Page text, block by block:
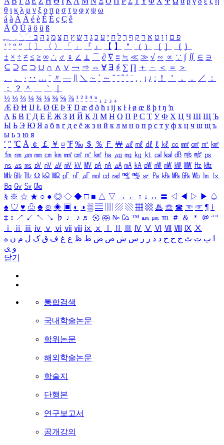
θ ι κ λ μ ν ξ ο π ρ σ τ υ φ χ ψ ω
á à Á À é è É È ç Ç ê
Ä Ö Ü ä ö ü ß
ִֶֹ ֻּ ׁׂ פ ם ן ו ט א ר ק ף ך ל ח י ע כ ג ד ש ץ ת צ מ נ ה ב
‘ ’ “ ” 〔 〕 〈 〉 「 」 『 』 【 】 ＂ （ ） ［ ］ ｛ ｝
± × ÷ ≠ ≤ ≥ ∞ ∴ ♂ ♀ ∠ ⊥ ⌒ ∂ ∇ ≡ ≒ ≪ ≫ √ ∽ ∝ ∵ ∫ ∬ ∈ ∋
⊆ ⊇ ⊂ ⊃ ∪ ∩ ∧ ∨ ￢ ⇒ ⇔ ∀ ∃ ∮ ∑ ∏ ＋ － ＜ ＝
＞
、
。 · ‥ … ¨ 〃 ― ＼ ∼ ´ ～ ˇ ˘ ˝ ˚ ˙ ¸ ¡ ¿ ː ！ ＇ ， ． ／
：
；
？ ＾ ｀
½ ⅓ ⅔ ¼ ¾ ⅛ ⅜ ⅝ ⅞ ¹ ² ³ ⁴ ⁿ ₁ ₂ ₃ ₄
Æ Ð Ħ Ĳ Ł Ø Œ Þ Ŧ Ŋ æ đ ð ħ ı ĳ ĸ ŀ ł ø œ ß þ ŧ ŋ ŉ
А Б В Г Д Е Ё Ж З И Й К Л М Н О П Р С Т У Ф Х Ц Ч Ш Щ Ъ
Ы Ь Э Ю Я а б в г д е ё ж з и й к л м н о п р с т у ф х ц ч ш щ ъ
ы ь э ю я
′ ″ ℃ Å ￠ ￡ ￥ ¤ ℉ ‰ ＄ ％ Ｆ ￦ ㎕ ㎖ ㎗ ℓ ㎘ ㏄ ㎣ ㎤ ㎥ ㎦
㎙ ㎚ ㎛ ㎜ ㎝ ㎞ ㎟ ㎠ ㎡ ㎢ ㏊ ㎍ ㎎ ㎏ ㏏ ㎈ ㎉ ㏈ ㎧ ㎨ ㎰
㎱ ㎲ ㎳ ㎴ ㎵ ㎶ ㎷ ㎸ ㎹ ㎀ ㎁ ㎂ ㎃ ㎄ ㎺ ㎻ ㎽ ㎾ ㎿ ㎐ ㎑
㎒ ㎓ ㎔ Ω ㏀ ㏁ ㎊ ㎋ ㎌ ㏖ ㏅ ㎭ ㎮ ㎯ ㏛ ㎩ ㎪ ㎫ ㎬ ㏝ ㏐
㏓
㏃ ㏉ ㏜ ㏆
§ ※ ☆ ★ ○ ● ◎ ◇ ◆ □ ■ △ ▽ → ← ↑ ↓ ↔ 〓 ◁ ◀ ▷ ▶ ♤
♠ ♡ ♥ ♧ ♣ ⊙ ◈ ▣ ◐ ◑ ▒ ▤ ▨ ▧ ▦ ▩ ♨ ☏ ☎ ☜ ☞ ¶ †
‡ ↕ ↗ ↙ ↖ ↘ ♭ ♩ ♪ ♬ ㉿ ㈜ № ㏇ ™ ㏂ ㏘ ℡ ＃ ＆ ＊ ＠ ª º
ⅰ
ⅱ ⅲ ⅳ ⅴ ⅵ ⅶ ⅷ ⅸ ⅹ Ⅳ Ⅴ Ⅵ Ⅶ Ⅷ Ⅸ Ⅹ
ب ت ث ج ح خ د ذ ر ز س ش ص ض ط ظ ع غ ف ق ک ل م ن ه
و ی
닫기
통합검색
국내학술논문
학위논문
해외학술논문
학술지
단행본
연구보고서
공개강의